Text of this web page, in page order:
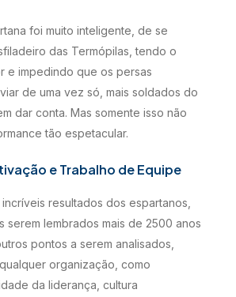
foi muito inteligente, de se
das Termópilas, tendo o
e impedindo que os persas
de uma vez só, mais soldados do
dar conta. Mas somente isso não
tão espetacular.
e Trabalho de Equipe
resultados dos espartanos,
serem lembrados mais de 2500 anos
pontos a serem analisados,
organização, como
da liderança, cultura